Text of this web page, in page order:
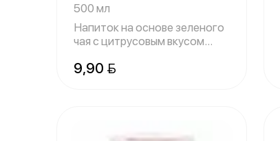
500 мл
Напиток на основе зеленого
чая с цитрусовым вкусом
9,90 